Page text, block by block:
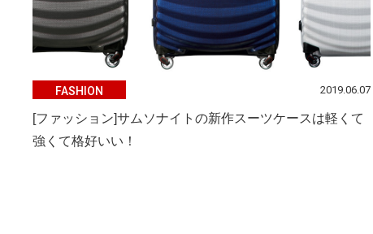
FASHION 2019.06.07
[ファッション]サムソナイトの新作スーツケースは軽くて
強くて格好いい！